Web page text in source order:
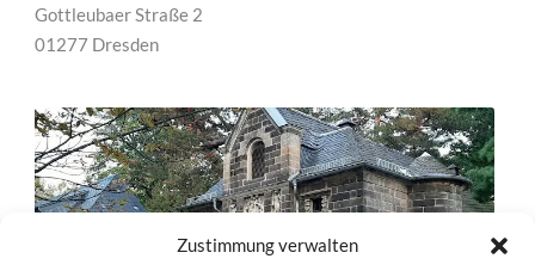
Zustimmung verwalten
Gottleubaer Straße 2
01277 Dresden